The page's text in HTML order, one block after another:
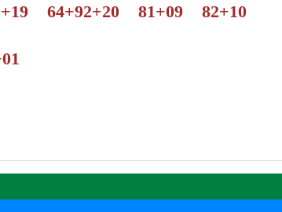
64+92+20 81+09 82+10